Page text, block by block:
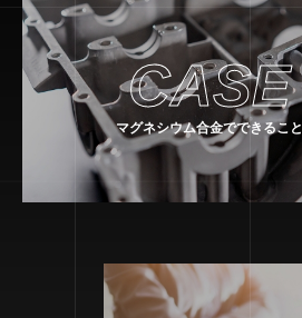
CASE
マグネシウム合金でできること